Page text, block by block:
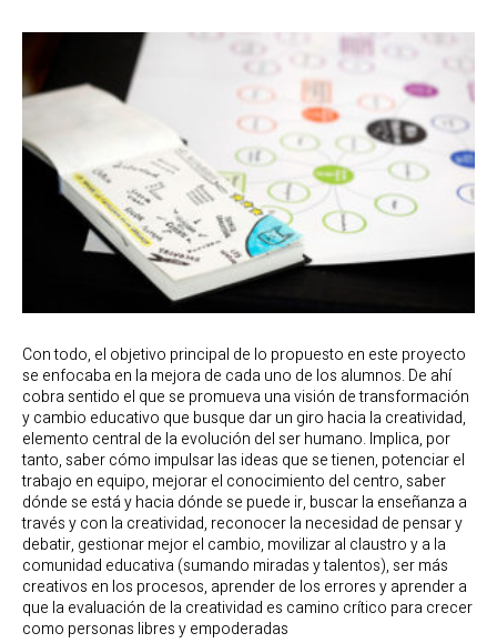
Con todo, el objetivo principal de lo propuesto en este proyecto
se enfocaba en la mejora de cada uno de los alumnos. De ahí
cobra sentido el que se promueva una visión de transformación
y cambio educativo que busque dar un giro hacia la creatividad,
elemento central de la evolución del ser humano. Implica, por
tanto, saber cómo impulsar las ideas que se tienen, potenciar el
trabajo en equipo, mejorar el conocimiento del centro, saber
dónde se está y hacia dónde se puede ir, buscar la enseñanza a
través y con la creatividad, reconocer la necesidad de pensar y
debatir, gestionar mejor el cambio, movilizar al claustro y a la
comunidad educativa (sumando miradas y talentos), ser más
creativos en los procesos, aprender de los errores y aprender a
que la evaluación de la creatividad es camino crítico para crecer
como personas libres y empoderadas